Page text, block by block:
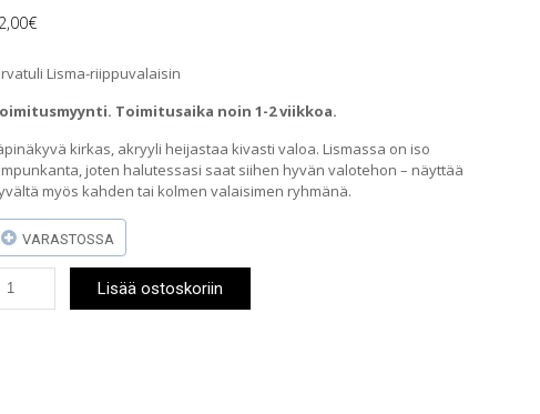
€
Lisma-riippuvalaisin
Toimitusaika noin 1-2 viikkoa.
kirkas, akryyli heijastaa kivasti valoa. Lismassa on iso
joten halutessasi saat siihen hyvän valotehon – näyttää
myös kahden tai kolmen valaisimen ryhmänä.
VARASTOSSA
Lisää ostoskoriin